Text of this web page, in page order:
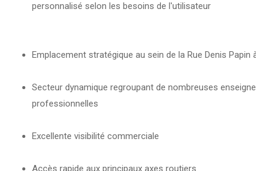
personnalisé selon les besoins de l'utilisateur
Emplacement stratégique au sein de la Rue Denis Papin
Secteur dynamique regroupant de nombreuses
professionnelles
Excellente visibilité commerciale
Accès rapide aux principaux axes routiers